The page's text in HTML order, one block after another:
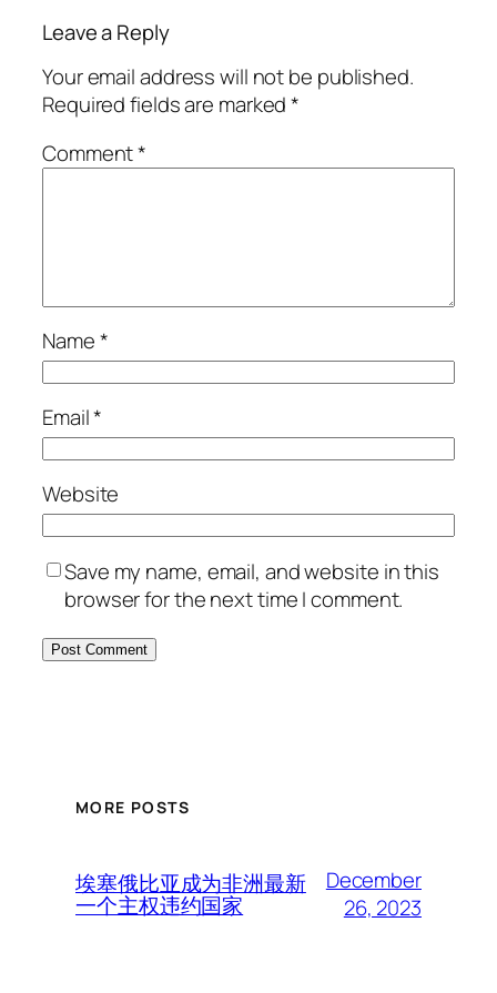
Leave a Reply
Your email address will not be published.
Required fields are marked*
Comment*
Name*
Email*
Website
Save my name, email, and website in this
browser for the next time I comment.
MORE POSTS
埃塞俄比亚成为非洲最新
一个主权违约国家
December
26, 2023